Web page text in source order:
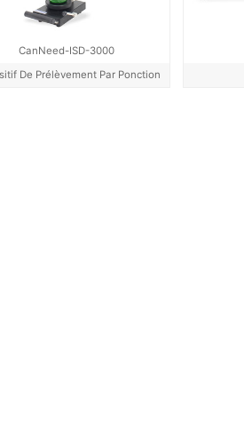
CanNeed-ISD-3000
De Prélèvement Par Ponction